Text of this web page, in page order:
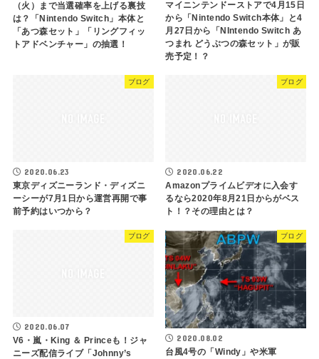
（火）まで当選確率を上げる裏技
は？「Nintendo Switch」本体と
「あつ森セット」「リングフィッ
トアドベンチャー」の抽選！
マイニンテンドーストアで4月15日
から「Nintendo Switch本体」と4
月27日から「NIntendo Switch あ
つまれ どうぶつの森セット」が販
売予定！？
ブログ
2020.06.23
東京ディズニーランド・ディズニ
ーシーが7月1日から運営再開で事
前予約はいつから？
ブログ
2020.06.22
Amazonプライムビデオに入会す
るなら2020年8月21日からがベス
ト！？その理由とは？
ブログ
2020.06.07
V6・嵐・King ＆ Princeも！ジャ
ニーズ配信ライブ「Johnny’s
ブログ
2020.08.02
台風4号の「Windy」や米軍